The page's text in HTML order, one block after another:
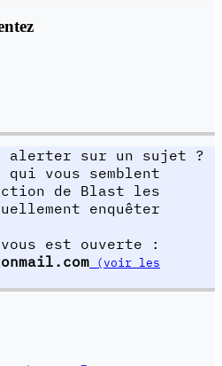
alerter sur un sujet ?
qui vous semblent
de Blast les
enquêter
est ouverte :
(voir les